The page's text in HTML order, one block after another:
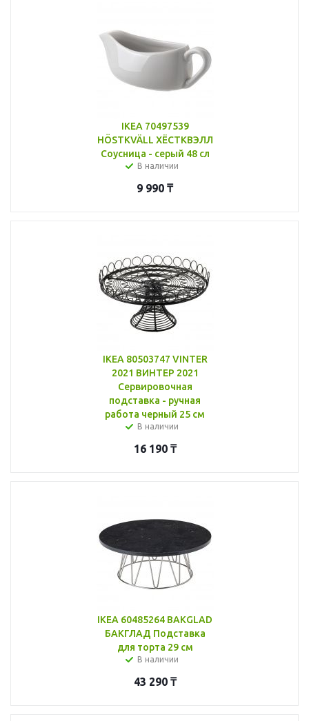
IKEA 70497539
HÖSTKVÄLL ХЁСТКВЭЛЛ
Соусница - серый 48 сл
В наличии
9 990 ₸
IKEA 80503747 VINTER
2021 ВИНТЕР 2021
Сервировочная
подставка - ручная
работа черный 25 см
В наличии
16 190₸
IKEA 60485264 BAKGLAD
БАКГЛАД Подставка
для торта 29 см
В наличии
43 290₸